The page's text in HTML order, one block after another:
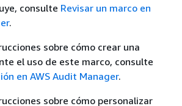
consulte Revisar un marco en
.
sobre cómo crear una
el uso de este marco, consulte
en AWS Audit Manager.
sobre cómo personalizar